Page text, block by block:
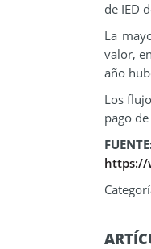
de IED
La
valor,
año
Los
pago
https://